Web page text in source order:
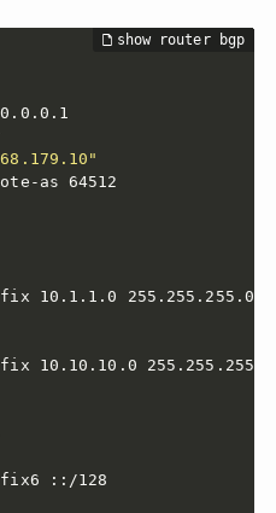
as 64512
10.1.1.0 255.255.255.0
10.10.10.0 255.255.255.0
::/128